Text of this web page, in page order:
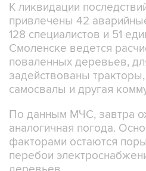
К ликвидации
привлечены 42
128 специалистов и 51
Смоленске ведется
поваленных деревьев,
задействованы
самосвалы и другая
По данным МЧС, завтра
аналогичная погода.
факторами остаются
перебои